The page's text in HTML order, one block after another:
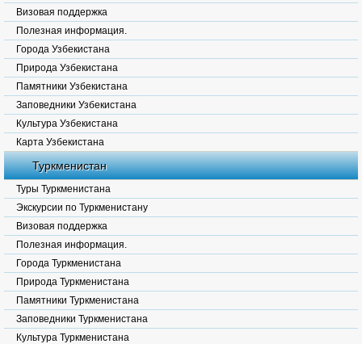
Визовая поддержка
Полезная информация.
Города Узбекистана
Природа Узбекистана
Памятники Узбекистана
Заповедники Узбекистана
Культура Узбекистана
Карта Узбекистана
Туркменистан
Туры Туркменистана
Экскурсии по Туркменистану
Визовая поддержка
Полезная информация.
Города Туркменистана
Природа Туркменистана
Памятники Туркменистана
Заповедники Туркменистана
Культура Туркменистана